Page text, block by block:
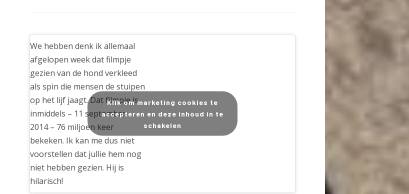
We hebben denk ik allemaal
afgelopen week dat filmpje
gezien van de hond verkleed
als spin die mensen de stuipen
op het lijf jaagt. Dat filmpje is
inmiddels – 11 september
2014 – 76 miljoen keer
bekeken. Ik kan me dus niet
voorstellen dat jullie hem nog
niet hebben gezien. Hij is
hilarisch!
Klik om marketing cookies te
accepteren en deze inhoud in te
schakelen